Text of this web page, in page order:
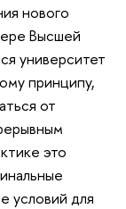
нового
Высшей
университет
принципу,
от
это
условий для